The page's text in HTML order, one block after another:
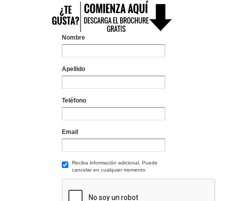
Nombre
Apellido
Teléfono
Email
Reciba información adicional. Puede
cancelar en cualquier momento.